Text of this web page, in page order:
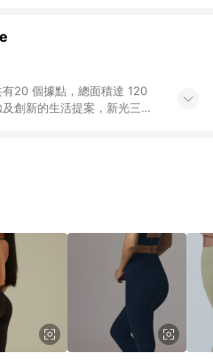
20 個據點，總面積達 120
創新的生活提案，新光三越
責任，為人們帶來更愉悅美